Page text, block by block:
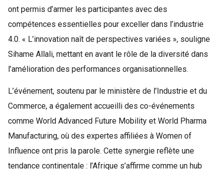
ont permis d’armer les participantes avec des
compétences essentielles pour exceller dans l’industrie
4.0. « L’innovation naît de perspectives variées », souligne
Sihame Allali, mettant en avant le rôle de la diversité dans
l’amélioration des performances organisationnelles.
L’événement, soutenu par le ministère de l’Industrie et du
Commerce, a également accueilli des co-événements
comme World Advanced Future Mobility et World Pharma
Manufacturing, où des expertes affiliées à Women of
Influence ont pris la parole. Cette synergie reflète une
tendance continentale : l’Afrique s’affirme comme un hub